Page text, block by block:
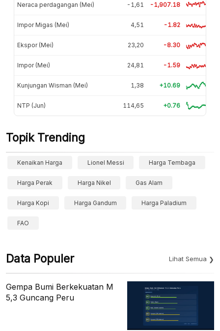
Neraca perdagangan (Mei) -1,61 -1,907.18
Impor Migas (Mei) 4,51 -1.82
Ekspor (Mei) 23,20 -8.30
Impor (Mei) 24,81 -1.59
Kunjungan Wisman (Mei) 1,38 +10.69
NTP (Jun) 114,65 +0.76
Topik Trending
Kenaikan Harga Lionel Messi Harga Tembaga
Harga Perak Harga Nikel Gas Alam
Harga Kopi Harga Gandum Harga Paladium
FAO
Data Populer Lihat Semua
Gempa Bumi Berkekuatan M
5,3 Guncang Peru